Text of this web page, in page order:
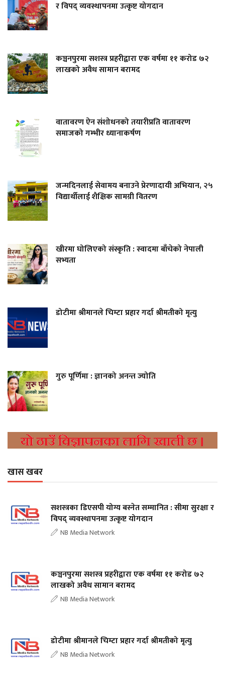
र विपद् व्यवस्थापनमा उत्कृष्ट योगदान
कञ्चनपुरमा सशस्त्र प्रहरीद्वारा एक वर्षमा ११ करोड ७२
लाखको अवैध सामान बरामद
वातावरण ऐन संशोधनको तयारीप्रति वातावरण
समाजको गम्भीर ध्यानाकर्षण
जन्मदिनलाई सेवामय बनाउने प्रेरणादायी अभियान, २५
विद्यार्थीलाई शैक्षिक सामग्री वितरण
खीरमा घोलिएको संस्कृति : स्वादमा बाँचेको नेपाली
सभ्यता
डोटीमा श्रीमानले चिम्टा प्रहार गर्दा श्रीमतीको मृत्यु
गुरु पूर्णिमा : ज्ञानको अनन्त ज्योति
खास खबर
सशस्त्रका डिएसपी योग्य बस्नेत सम्मानित : सीमा सुरक्षा र
विपद् व्यवस्थापनमा उत्कृष्ट योगदान
NB Media Network
कञ्चनपुरमा सशस्त्र प्रहरीद्वारा एक वर्षमा ११ करोड ७२
लाखको अवैध सामान बरामद
NB Media Network
डोटीमा श्रीमानले चिम्टा प्रहार गर्दा श्रीमतीको मृत्यु
NB Media Network